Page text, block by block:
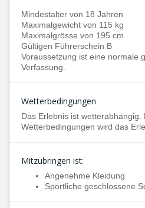
Mindestalter von 18 Jahren
Maximalgewicht von 115 kg
Maximalgrösse von 195 cm
Gültigen Führerschein B
Voraussetzung ist eine normale
Verfassung.
Wetterbedingungen
Das Erlebnis ist wetterabhängig.
Wetterbedingungen wird das
Mitzubringen ist:
Angenehme Kleidung
Sportliche geschlossene